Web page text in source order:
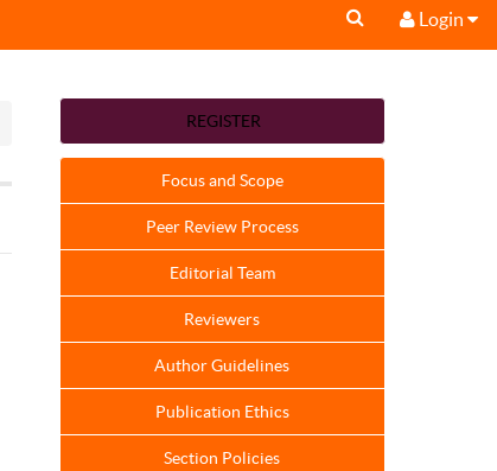
Login
REGISTER
Focus and Scope
Peer Review Process
Editorial Team
Reviewers
Author Guidelines
Publication Ethics
Section Policies